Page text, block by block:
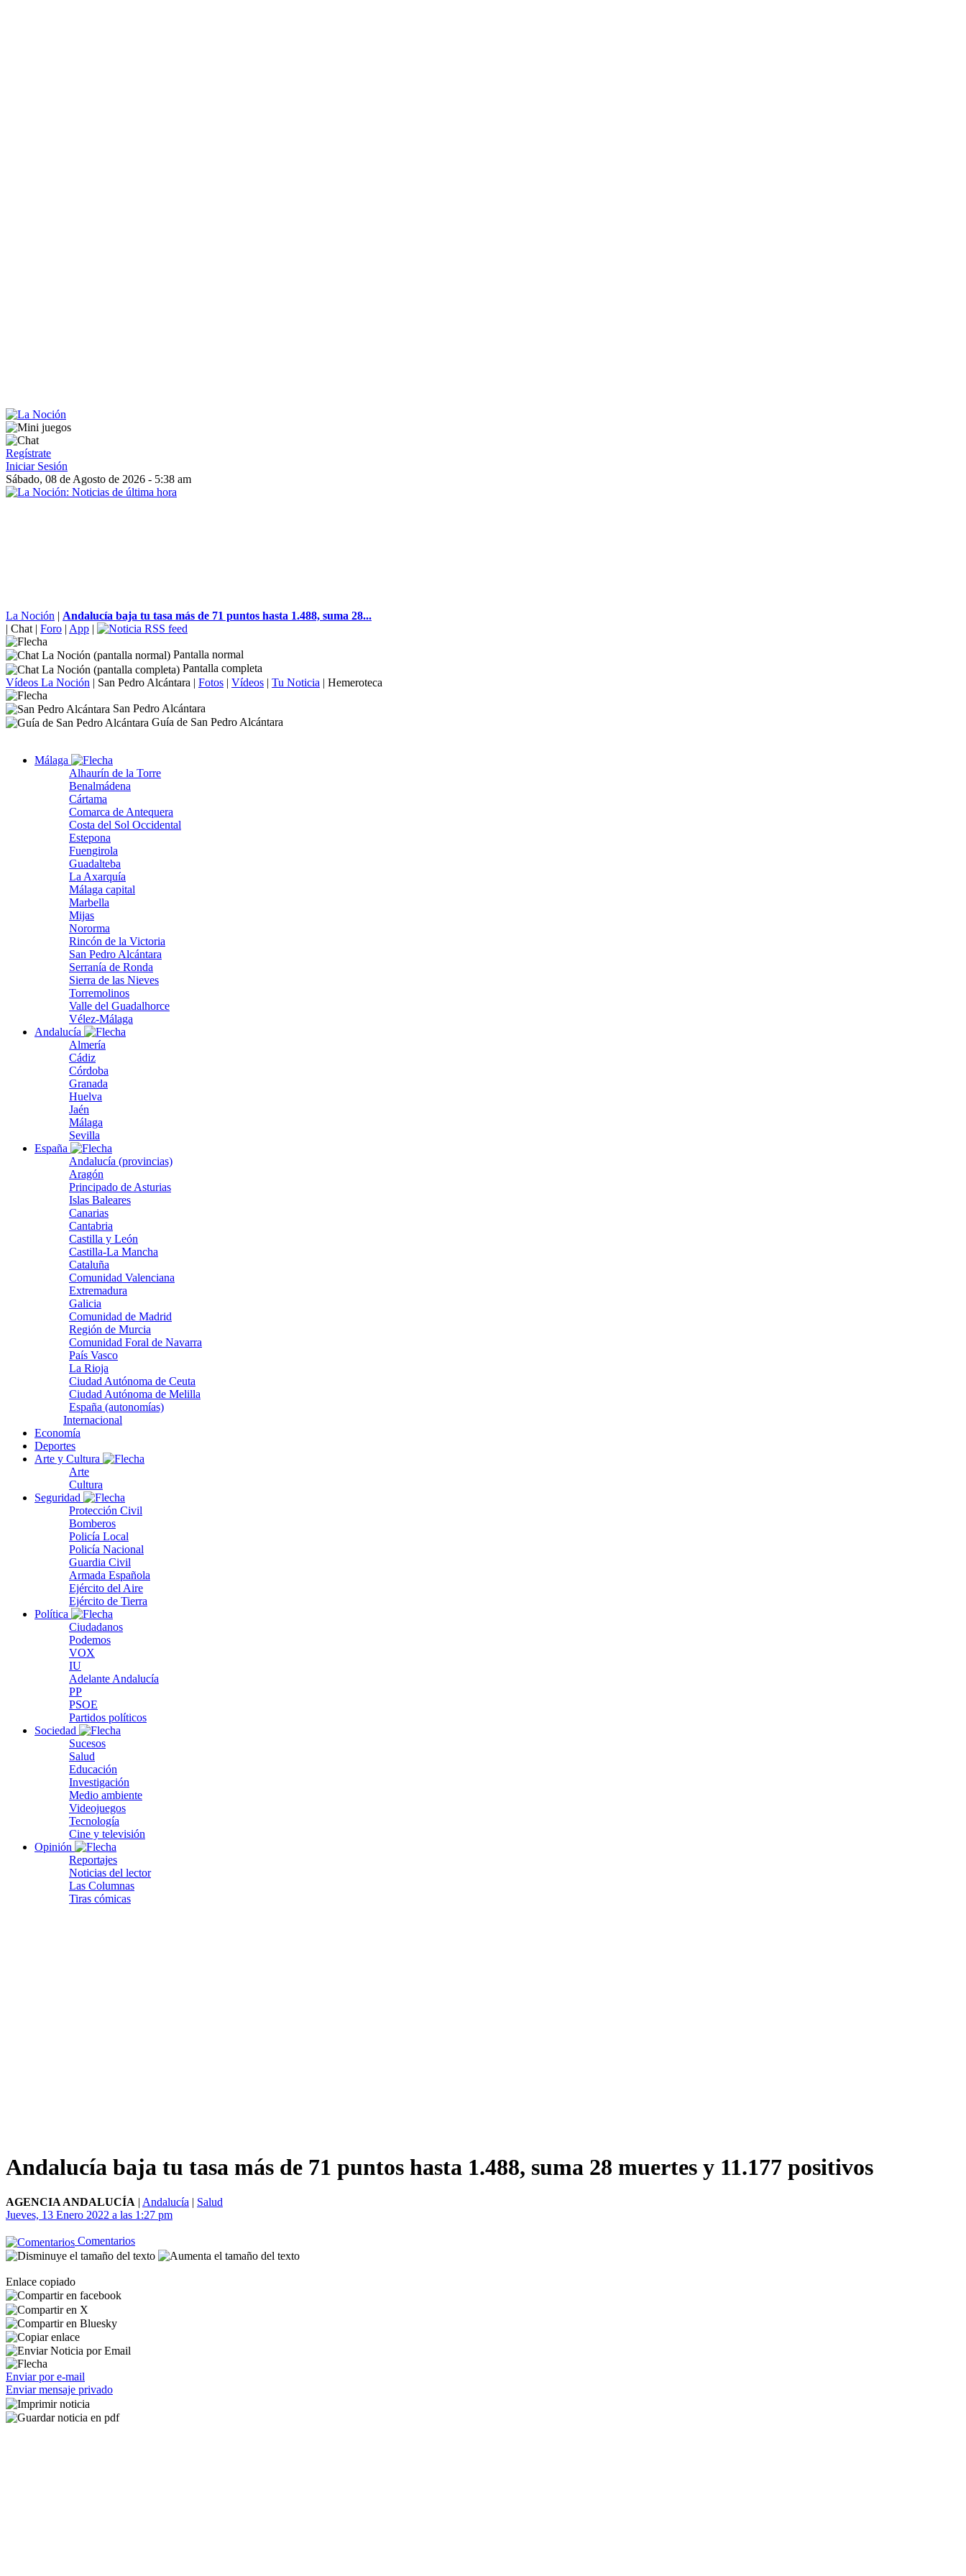
Regístrate
Iniciar Sesión
Sábado, 08 de Agosto de 2026 - 5:38 am
La Noción | Andalucía baja tu tasa más de 71 puntos hasta 1.488, suma 28...
| Chat | Foro | App |
Pantalla normal
Pantalla completa
Vídeos La Noción | San Pedro Alcántara | Fotos | Vídeos | Tu Noticia | Hemeroteca
San Pedro Alcántara
Guía de San Pedro Alcántara
Málaga
Alhaurín de la Torre
Benalmádena
Cártama
Comarca de Antequera
Costa del Sol Occidental
Estepona
Fuengirola
Guadalteba
La Axarquía
Málaga capital
Marbella
Mijas
Nororma
Rincón de la Victoria
San Pedro Alcántara
Serranía de Ronda
Sierra de las Nieves
Torremolinos
Valle del Guadalhorce
Vélez-Málaga
Andalucía
Almería
Cádiz
Córdoba
Granada
Huelva
Jaén
Málaga
Sevilla
España
Andalucía (provincias)
Aragón
Principado de Asturias
Islas Baleares
Canarias
Cantabria
Castilla y León
Castilla-La Mancha
Cataluña
Comunidad Valenciana
Extremadura
Galicia
Comunidad de Madrid
Región de Murcia
Comunidad Foral de Navarra
País Vasco
La Rioja
Ciudad Autónoma de Ceuta
Ciudad Autónoma de Melilla
España (autonomías)
Internacional
Economía
Deportes
Arte y Cultura
Arte
Cultura
Seguridad
Protección Civil
Bomberos
Policía Local
Policía Nacional
Guardia Civil
Armada Española
Ejército del Aire
Ejército de Tierra
Política
Ciudadanos
Podemos
VOX
IU
Adelante Andalucía
PP
PSOE
Partidos políticos
Sociedad
Sucesos
Salud
Educación
Investigación
Medio ambiente
Videojuegos
Tecnología
Cine y televisión
Opinión
Reportajes
Noticias del lector
Las Columnas
Tiras cómicas
Andalucía baja tu tasa más de 71 puntos hasta 1.488, suma 28 muertes y 11.177 positivos
AGENCIA ANDALUCÍA | Andalucía | Salud
Jueves, 13 Enero 2022 a las 1:27 pm
Comentarios
Enlace copiado
Enviar por e-mail
Enviar mensaje privado